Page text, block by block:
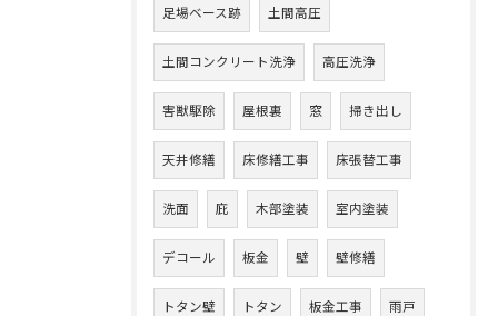
足場ベース跡 土間高圧
土間コンクリート洗浄 高圧洗浄
害獣駆除 屋根裏 窓 掃き出し
天井修繕 床修繕工事 床張替工事
洗面 庇 木部塗装 室内塗装
デコール 板金 壁 壁修繕
トタン壁 トタン 板金工事 雨戸